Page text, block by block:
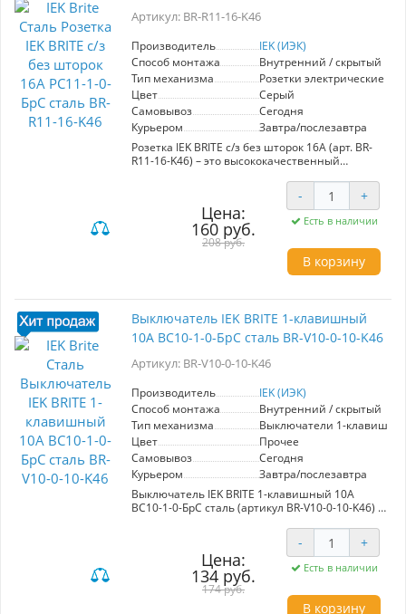
Артикул: BR-R11-16-K46
Производитель
IEK (ИЭК)
Способ монтажа
Внутренний / скрытый
Тип механизма
Розетки электрические
Цвет
Серый
Самовывоз
Сегодня
Курьером
Завтра/послезавтра
Розетка IEK BRITE с/з без шторок 16А (арт. BR-
R11-16-K46) – это высококачественный
сочетает в себе современный дизайн и
надежность. Изготовленная из премиум-
материалов, она гарантирует долгий срок
службы и эффективную эксплуатацию. Этот
продукт подойдет для установки как в жилых
помещениях, так и в коммерческих объектах,
благодаря универсальному цвету сталь,
интерьер. Розетка предлагает удобство
максимальной нагрузкой до 16А, что делает её
идеальным выбором для современных
представлена в разнообразии форматов и
стильный и функциональный интерьер в
едином стиле. Выбирая розетку BR-R11-16-K46,
вы инвестируете в качество и безопасность
вашего пространства.
Цена:
160 руб.
208 руб.
- +
Есть в наличии
В корзину
Выключатель IEK BRITE 1-клавишный
10А ВС10-1-0-БрС сталь BR-V10-0-10-K46
Артикул: BR-V10-0-10-K46
Производитель
IEK (ИЭК)
Способ монтажа
Внутренний / скрытый
Тип механизма
Выключатели 1-
Цвет
Прочее
Самовывоз
Сегодня
Курьером
Завтра/послезавтра
Выключатель IEK BRITE 1-клавишный 10А
ВС10-1-0-БрС сталь (артикул BR-V10-0-10-K46) –
качество и стиль в электроустановочных
изделиях. Разработанный в рамках серии
"BRITE", этот выключатель сочетает в себе
современный дизайн и высокие
эксплуатационные характеристики.
Изготовленный из материалов премиум-
Цена:
134 руб.
174 руб.
- +
Есть в наличии
В корзину